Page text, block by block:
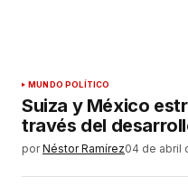
MUNDO POLÍTICO
Suiza y México
través del
por Néstor Ramírez04 de abril